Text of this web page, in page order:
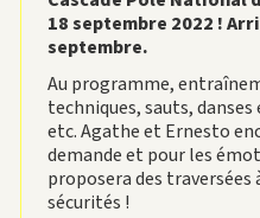
18 septembre 2022 !
septembre.
Au programme,
techniques, sauts,
etc. Agathe et Ernesto
demande et pour les
proposera des
sécurités !